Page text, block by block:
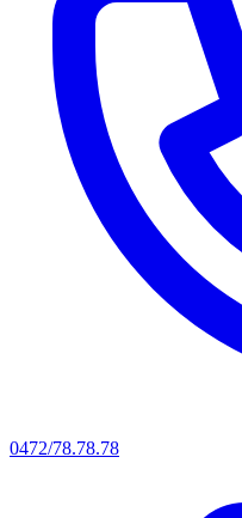
0472/78.78.78